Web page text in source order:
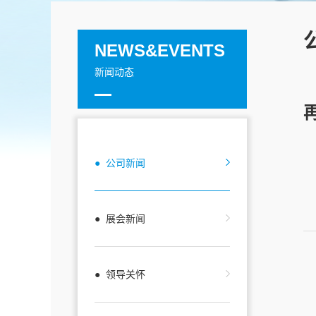
NEWS&EVENTS
新闻动态
● 公司新闻
● 展会新闻
● 领导关怀